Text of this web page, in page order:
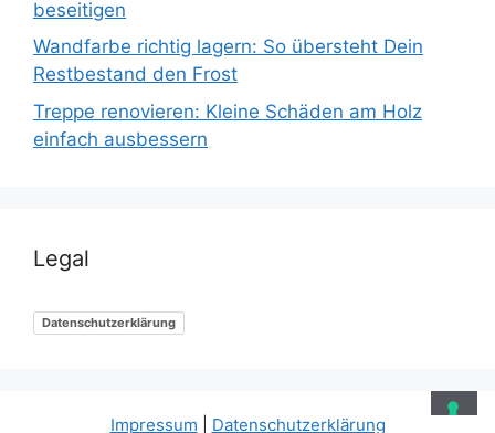
beseitigen
Wandfarbe richtig lagern: So übersteht Dein
Restbestand den Frost
Treppe renovieren: Kleine Schäden am Holz
einfach ausbessern
Legal
Datenschutzerklärung
Impressum Datenschutzerklärung